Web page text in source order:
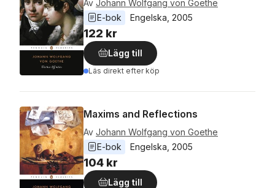
Av Johann Wolfgang von Goethe
E-bok
Engelska 2005
122 kr
Lägg till
Läs direkt efter köp
Maxims and Reflections
Av Johann Wolfgang von Goethe
E-bok
Engelska 2005
104 kr
Lägg till